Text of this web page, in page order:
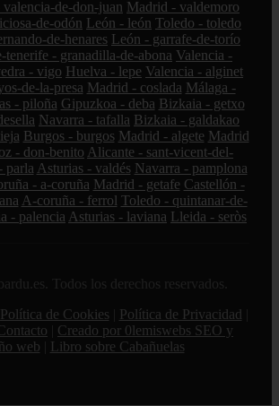
de-don-juan Madrid - valdemoro
de-odón León - león Toledo - toledo
de-henares León - garrafe-de-torío
tenerife - granadilla-de-abona Valencia -
- vigo Huelva - lepe Valencia - alginet
de-la-presa Madrid - coslada Málaga -
- piloña Gipuzkoa - deba Bizkaia - getxo
Navarra - tafalla Bizkaia - galdakao
Burgos - burgos Madrid - algete Madrid
- don-benito Alicante - sant-vicent-del-
parla Asturias - valdés Navarra - pamplona
- a-coruña Madrid - getafe Castellón -
A-coruña - ferrol Toledo - quintanar-de-
- palencia Asturias - laviana Lleida - seròs
Todos los derechos reservados.
Política de Cookies Política de Privacidad
Creado por 0lemiswebs SEO y
web
Libro sobre Cabañuelas